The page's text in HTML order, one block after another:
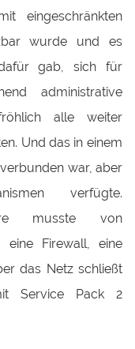
eingeschränkten
wurde und es
gab, sich für
administrative
alle weiter
Und das in einem
war, aber
verfügte.
musste von
eine Firewall, eine
das Netz schließt
Service Pack 2